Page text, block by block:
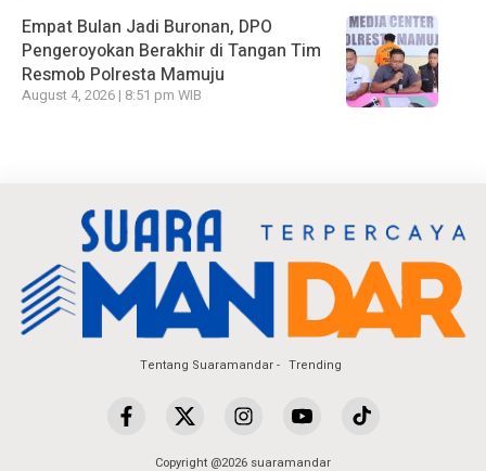
Empat Bulan Jadi Buronan, DPO
Pengeroyokan Berakhir di Tangan Tim
Resmob Polresta Mamuju
August 4, 2026 | 8:51 pm WIB
Tentang Suaramandar Trending
Copyright @2026 suaramandar